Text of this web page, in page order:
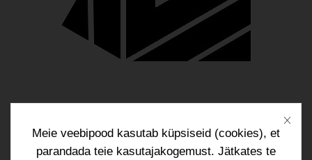
Meie veebipood kasutab küpsiseid (cookies), et
parandada teie kasutajakogemust. Jätkates te